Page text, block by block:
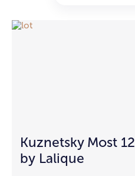
Kuznetsky Most 12
by Lalique